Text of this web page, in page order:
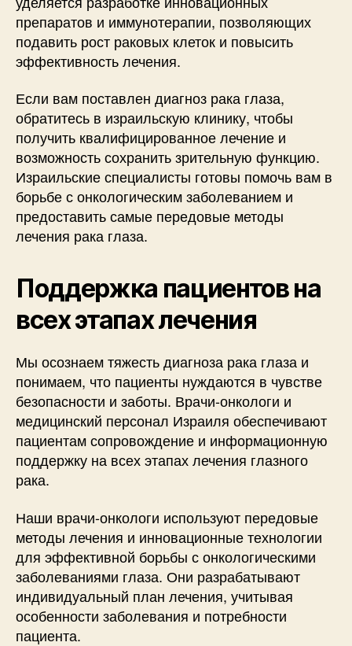
препаратов и иммунотерапии, позволяющих
подавить рост раковых клеток и повысить
эффективность лечения.
Если вам поставлен диагноз рака глаза,
обратитесь в израильскую клинику, чтобы
получить квалифицированное лечение и
возможность сохранить зрительную функцию.
Израильские специалисты готовы помочь вам в
борьбе с онкологическим заболеванием и
предоставить самые передовые методы
лечения рака глаза.
Поддержка пациентов на
всех этапах лечения
Мы осознаем тяжесть диагноза рака глаза и
понимаем, что пациенты нуждаются в чувстве
безопасности и заботы. Врачи-онкологи и
медицинский персонал Израиля обеспечивают
пациентам сопровождение и информационную
поддержку на всех этапах лечения глазного
рака.
Наши врачи-онкологи используют передовые
методы лечения и инновационные технологии
для эффективной борьбы с онкологическими
заболеваниями глаза. Они разрабатывают
индивидуальный план лечения, учитывая
особенности заболевания и потребности
пациента.